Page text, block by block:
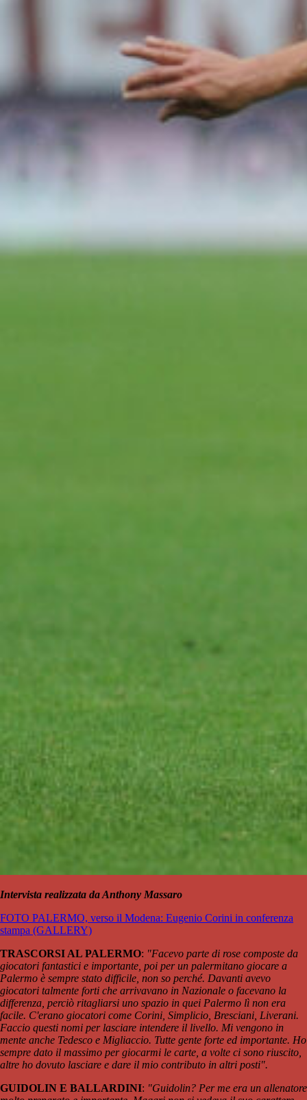
Intervista realizzata da Anthony Massaro
FOTO PALERMO, verso il Modena: Eugenio Corini in conferenza
stampa (GALLERY)
TRASCORSI AL PALERMO: "Facevo parte di rose composte da
giocatori fantastici e importante, poi per un palermitano giocare a
Palermo è sempre stato difficile, non so perché. Davanti avevo
giocatori talmente forti che arrivavano in Nazionale o facevano la
differenza, perciò ritagliarsi uno spazio in quei Palermo lì non era
facile. C'erano giocatori come Corini, Simplicio, Bresciani, Liverani.
Faccio questi nomi per lasciare intendere il livello. Mi vengono in
mente anche Tedesco e Migliaccio. Tutte gente forte ed importante. Ho
sempre dato il massimo per giocarmi le carte, a volte ci sono riuscito,
altre ho dovuto lasciare e dare il mio contributo in altri posti".
GUIDOLIN E BALLARDINI: "Guidolin? Per me era un allenatore